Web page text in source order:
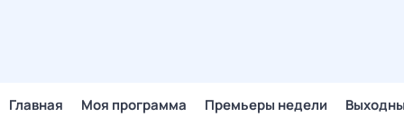
Главная Моя программа Премьеры недели